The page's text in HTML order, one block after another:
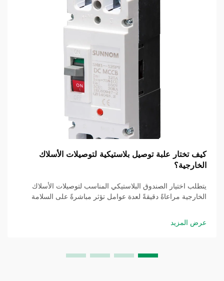
كيف تختار علبة توصيل بلاستيكية لتوصيلات الأسلاك
الخارجية؟
يتطلب اختيار الصندوق البلاستيكي المناسب لتوصيلات الأسلاك
الخارجية مراعاةً دقيقةً لعدة عوامل تؤثر مباشرةً على السلامة
فريدة...
عرض المزيد